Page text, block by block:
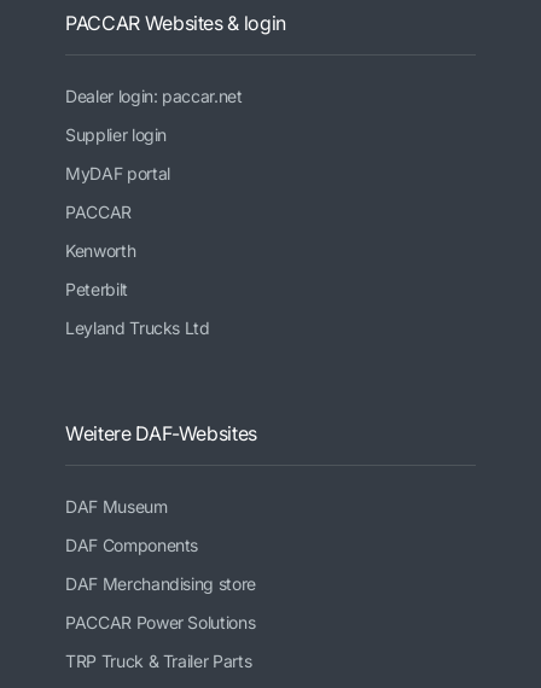
PACCAR Websites & login
Dealer login: paccar.net
Supplier login
MyDAF portal
PACCAR
Kenworth
Peterbilt
Leyland Trucks Ltd
Weitere DAF-Websites
DAF Museum
DAF Components
DAF Merchandising store
PACCAR Power Solutions
TRP Truck & Trailer Parts